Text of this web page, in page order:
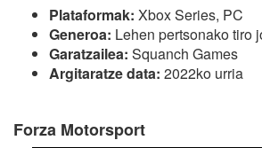
Plataformak: Xbox Series, PC
Generoa: Lehen pertsonako tiro
Garatzailea: Squanch Games
Argitaratze data: 2022ko urria
Forza Motorsport